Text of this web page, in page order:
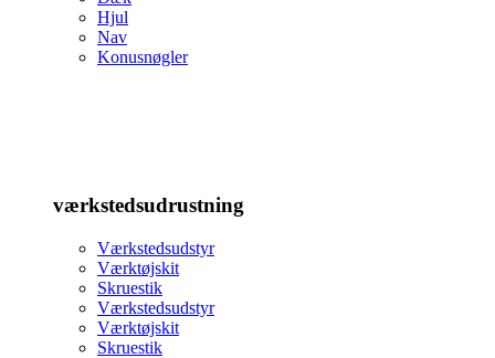
Hjul
Nav
Konusnøgler
værkstedsudrustning
Værkstedsudstyr
Værktøjskit
Skruestik
Værkstedsudstyr
Værktøjskit
Skruestik